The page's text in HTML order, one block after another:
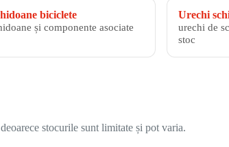
biciclete
și componente asociate
Urechi
urechi de
stoc
stocurile sunt limitate și pot varia.